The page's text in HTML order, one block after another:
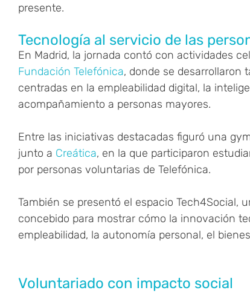
presente.
Tecnología al servicio de las
En Madrid, la jornada contó con actividades
Fundación Telefónica, donde se desarrollaron
centradas en la empleabilidad digital, la
acompañamiento a personas mayores.
Entre las iniciativas destacadas figuró una
junto a Creática, en la que participaron
por personas voluntarias de Telefónica.
También se presentó el espacio Tech4Social,
concebido para mostrar cómo la innovación
empleabilidad, la autonomía personal, el
Voluntariado con impacto social